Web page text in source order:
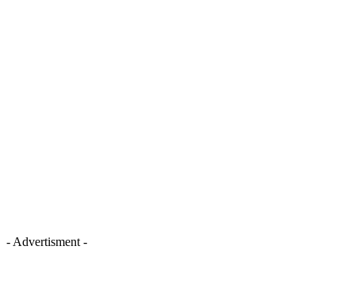
- Advertisment -